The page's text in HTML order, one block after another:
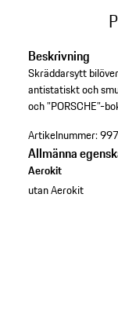
Beskrivning
Skräddarsytt
antistatiskt och
och ”PORSCHE”-
Artikelnummer:
Allmänna
Aerokit
utan Aerokit